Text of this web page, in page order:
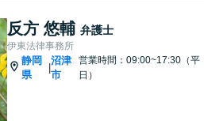
反方 悠輔 弁護士
伊東法律事務所
静岡
県
|
沼津
市
営業時間：09:00~17:30（平
日）